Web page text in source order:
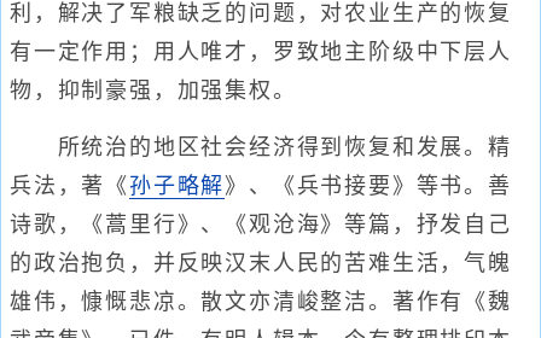
利，解决了军粮缺乏的问题，对农业生产的恢复
有一定作用；用人唯才，罗致地主阶级中下层人
物，抑制豪强，加强集权。
所统治的地区社会经济得到恢复和发展。精
兵法，著《孙子略解》、《兵书接要》等书。善
诗歌，《蒿里行》、《观沧海》等篇，抒发自己
的政治抱负，并反映汉末人民的苦难生活，气魄
雄伟，慷慨悲凉。散文亦清峻整洁。著作有《魏